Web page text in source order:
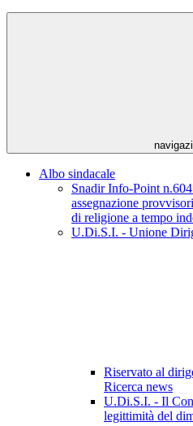
Albo sindacale
Snadir Info-Point
assegnazione
di religione a tempo
U.Di.S.I. - Unione
Riservato al
Ricerca news
U.Di.S.I. - Il
legittimità del